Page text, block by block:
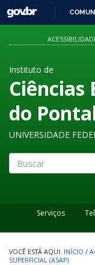
GOVBR
Instituto de
Ciências
do
UNIVERSIDADE
Serviços
INÍCIO /
SUPERFICIAL (ASAP)